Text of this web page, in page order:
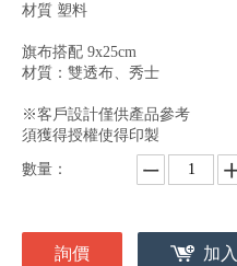
材質 塑料
旗布搭配 9x25cm
材質：雙透布、秀士
※客戶設計僅供產品參考
須獲得授權使得印製
數量：
詢價 加